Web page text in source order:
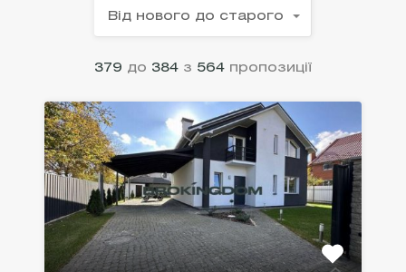
379 до 384 з 564 пропозиції
Від нового до старого